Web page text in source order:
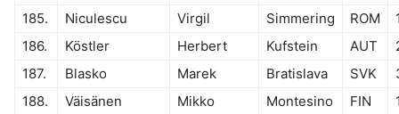
185.
Niculescu Virgil Simmering ROM
186.
Köstler Herbert Kufstein AUT
187.
Blasko Marek Bratislava SVK
188.
Väisänen Mikko Montesino FIN